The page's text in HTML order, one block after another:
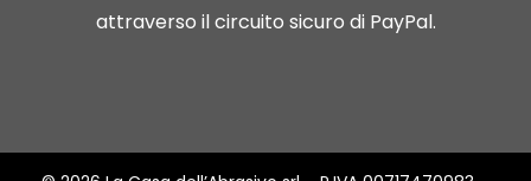
attraverso il circuito sicuro di PayPal.